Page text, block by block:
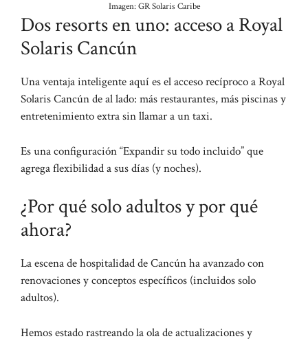
Imagen: GR Solaris Caribe
Dos resorts en uno: acceso a Royal
Solaris Cancún
Una ventaja inteligente aquí es el acceso recíproco a Royal
Solaris Cancún de al lado: más restaurantes, más piscinas y
entretenimiento extra sin llamar a un taxi.
Es una configuración “Expandir su todo incluido” que
agrega flexibilidad a sus días (y noches).
¿Por qué solo adultos y por qué
ahora?
La escena de hospitalidad de Cancún ha avanzado con
renovaciones y conceptos específicos (incluidos solo
adultos).
Hemos estado rastreando la ola de actualizaciones y